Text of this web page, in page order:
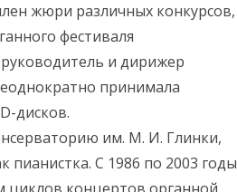
жюри различных конкурсов,
фестиваля
и дирижер
принимала
дисков.
им. М. И. Глинки,
пианистка. С 1986 по 2003 годы